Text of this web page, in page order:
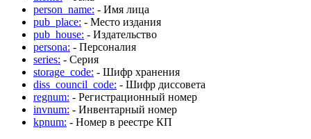
person_name: - Имя лица
pub_place: - Место издания
pub_house: - Издательство
persona: - Персоналия
series: - Серия
storage_code: - Шифр хранения
diss_council_code: - Шифр диссовета
regnum: - Регистрационный номер
invnum: - Инвентарный номер
kpnum: - Номер в реестре КП